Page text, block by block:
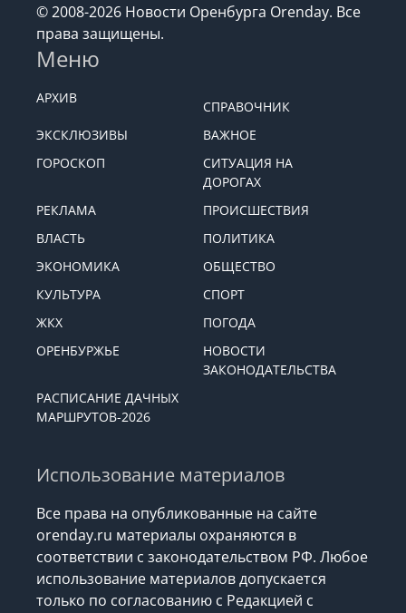
© 2008-2026 Новости Оренбурга Orenday. Все
права защищены.
Меню
АРХИВ
СПРАВОЧНИК
ЭКСКЛЮЗИВЫ
ВАЖНОЕ
ГОРОСКОП
СИТУАЦИЯ НА
ДОРОГАХ
РЕКЛАМА
ПРОИСШЕСТВИЯ
ВЛАСТЬ
ПОЛИТИКА
ЭКОНОМИКА
ОБЩЕСТВО
КУЛЬТУРА
СПОРТ
ЖКХ
ПОГОДА
ОРЕНБУРЖЬЕ
НОВОСТИ
ЗАКОНОДАТЕЛЬСТВА
РАСПИСАНИЕ ДАЧНЫХ
МАРШРУТОВ-2026
Использование материалов
Все права на опубликованные на сайте
orenday.ru материалы охраняются в
соответствии с законодательством РФ. Любое
использование материалов допускается
только по согласованию с Редакцией с